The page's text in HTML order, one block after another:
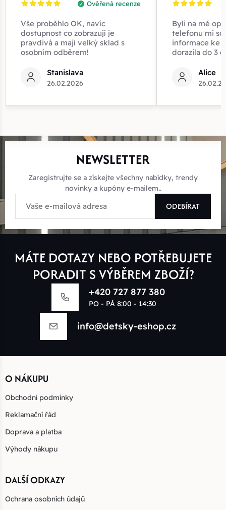
Ověřená recenze
Vše proběhlo OK, navíc
dostupnost co zobrazují je
pravdivá a mají velký sklad s
osobním odběrem!
Stanislava
26.02.2026
Byli na mě
telefonu mi
informace ke
dorazila do 3
Alice
NEWSLETTER
Zaregistrujte se a získejte všechny nabídky, trendy
novinky a kupóny e-mailem..
ODEBÍRAT
MÁTE DOTAZY NEBO POTŘEBUJETE
PORADIT S VÝBĚREM ZBOŽÍ?
+420 727 877 380
PO - PÁ 8:00 - 14:30
info@detsky-eshop.cz
O NÁKUPU
Obchodní podmínky
Reklamační řád
Doprava a platba
Výhody nákupu
DALŠÍ ODKAZY
Ochrana osobních údajů